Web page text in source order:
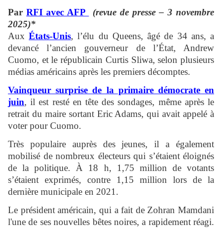
ParRFI avec AFP
(revue de presse – 3 novembre
2025)*
AuxÉtats-Unis, l’élu du Queens, âgé de 34 ans, a
devancé l’ancien gouverneur de l’État, Andrew
Cuomo, et le républicain Curtis Sliwa, selon plusieurs
médias américains après les premiers décomptes.
Vainqueur surprise de la primaire démocrate en
juin, il est resté en tête des sondages, même après le
retrait du maire sortant Eric Adams, qui avait appelé à
voter pour Cuomo.
Très populaire auprès des jeunes, il a également
mobilisé de nombreux électeurs qui s’étaient éloignés
de la politique. À 18 h, 1,75 million de votants
s’étaient exprimés, contre 1,15 million lors de la
dernière municipale en 2021.
Le président américain, qui a fait de Zohran Mamdani
l'une de ses nouvelles bêtes noires, a rapidement réagi.